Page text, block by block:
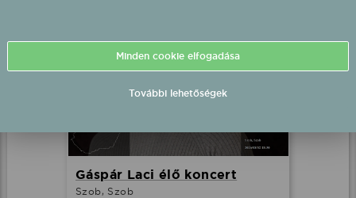
Gáspár Laci élő koncert
Szob, Szob
Minden cookie elfogadása
További lehetőségek